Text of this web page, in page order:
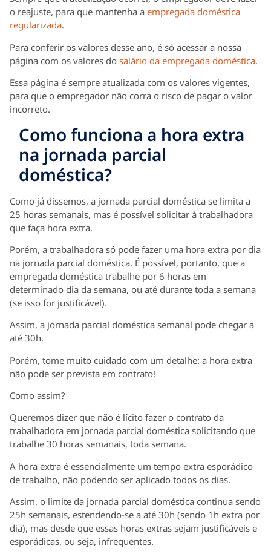
o reajuste, para que mantenha a empregada doméstica
regularizada.
Para conferir os valores desse ano, é só acessar a nossa
página com os valores do salário da empregada doméstica.
Essa página é sempre atualizada com os valores vigentes,
para que o empregador não corra o risco de pagar o valor
incorreto.
Como funciona a hora extra
na jornada parcial
doméstica?
Como já dissemos, a jornada parcial doméstica se limita a
25 horas semanais, mas é possível solicitar à trabalhadora
que faça hora extra.
Porém, a trabalhadora só pode fazer uma hora extra por dia
na jornada parcial doméstica. É possível, portanto, que a
empregada doméstica trabalhe por 6 horas em
determinado dia da semana, ou até durante toda a semana
(se isso for justificável).
Assim, a jornada parcial doméstica semanal pode chegar a
até 30h.
Porém, tome muito cuidado com um detalhe: a hora extra
não pode ser prevista em contrato!
Como assim?
Queremos dizer que não é lícito fazer o contrato da
trabalhadora em jornada parcial doméstica solicitando que
trabalhe 30 horas semanais, toda semana.
A hora extra é essencialmente um tempo extra esporádico
de trabalho, não podendo ser aplicado todos os dias.
Assim, o limite da jornada parcial doméstica continua sendo
25h semanais, estendendo-se a até 30h (sendo 1h extra por
dia), mas desde que essas horas extras sejam justificáveis e
esporádicas, ou seja, infrequentes.